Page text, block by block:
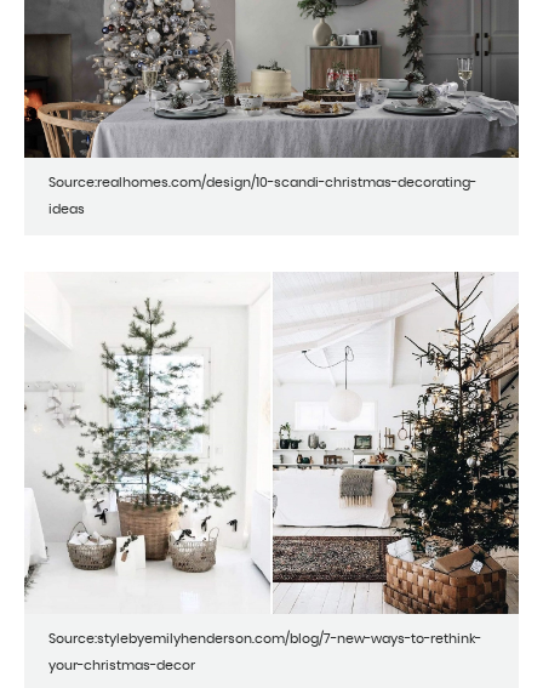
Source:realhomes.com/design/10-scandi-christmas-decorating-
ideas
Source:stylebyemilyhenderson.com/blog/7-new-ways-to-rethink-
your-christmas-decor